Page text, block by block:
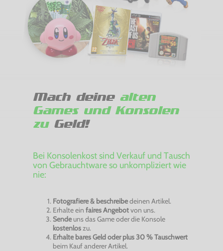
Mach deine alten
Games und Konsolen
zuGeld!
Bei Konsolenkost sind Verkauf und Tausch
von Gebrauchtware so unkompliziert wie
nie:
Fotografiere & beschreibedeinen Artikel.
Erhalte ein faires Angebotvon uns.
Sendeuns das Game oder die Konsole
kostenloszu.
Erhalte bares Geld oder plus 30 % Tauschwert
beim Kauf anderer Artikel.